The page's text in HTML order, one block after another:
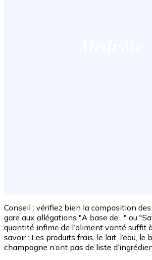
Conseil : vérifiez bien la composition
gare aux allégations "A base de…" ou
quantité infime de l’aliment vanté suffit
savoir : Les produits frais, le lait, l’eau, le
champagne n’ont pas de liste